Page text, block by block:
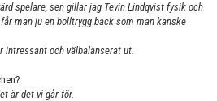
spelare, sen gillar jag Tevin Lindqvist fysik och
man ju en bolltrygg back som man kanske
intressant och välbalanserat ut.
är det vi går för.